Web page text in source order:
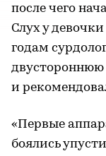
после чего
Слух у
годам
двустороннюю
и
«Первые
боялись